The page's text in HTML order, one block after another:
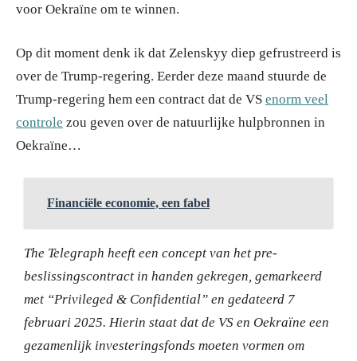
voor Oekraïne om te winnen.
Op dit moment denk ik dat Zelenskyy diep gefrustreerd is
over de Trump-regering. Eerder deze maand stuurde de
Trump-regering hem een contract dat de VS enorm veel
controle zou geven over de natuurlijke hulpbronnen in
Oekraïne…
Financiële economie, een fabel
The Telegraph heeft een concept van het pre-
beslissingscontract in handen gekregen, gemarkeerd
met “Privileged & Confidential” en gedateerd 7
februari 2025. Hierin staat dat de VS en Oekraïne een
gezamenlijk investeringsfonds moeten vormen om